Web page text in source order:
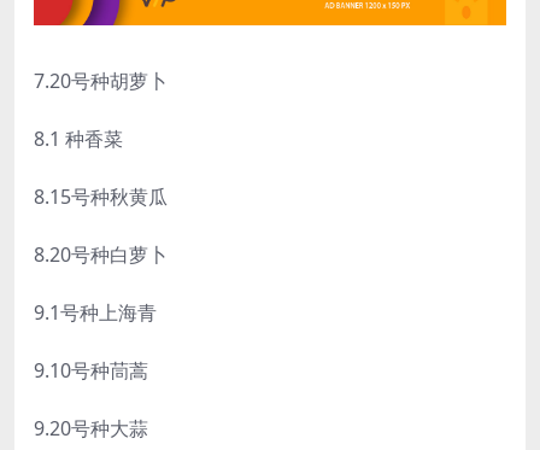
7.20号种胡萝卜
8.1 种香菜
8.15号种秋黄瓜
8.20号种白萝卜
9.1号种上海青
9.10号种茼蒿
9.20号种大蒜